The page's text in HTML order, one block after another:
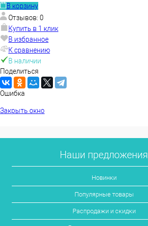
В корзину
Отзывов: 0
Купить в 1 клик
В избранное
К сравнению
В наличии
Поделиться
Ошибка
Закрыть окно
Наши предложения
Новинки
Популярные товары
Распродажи и скидки